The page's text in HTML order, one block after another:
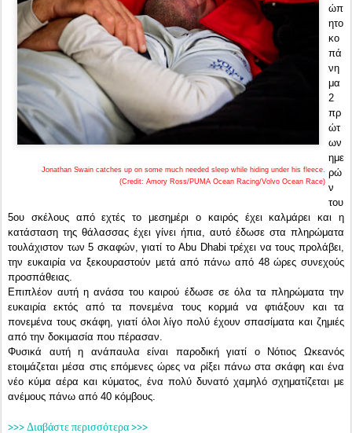
Jonathan Swain catches up on some much needed sleep while hiding under his fleece.
(Credit: Amory Ross/PUMA Ocean Racing/Volvo Ocean Race)
ώπ
ητο
κο
πά
νη
μα
2
πρ
ώτ
ων
ημε
ρώ
ν
του
5ου σκέλους από εχτές το μεσημέρι ο καιρός έχει καλμάρει και η
κατάσταση της θάλασσας έχει γίνει ήπια, αυτό έδωσε στα πληρώματα
τουλάχιστον των 5 σκαφών, γιατί το Abu Dhabi τρέχει να τους προλάβει,
την ευκαιρία να ξεκουραστούν μετά από πάνω από 48 ώρες συνεχούς
προσπάθειας.
Επιπλέον αυτή η ανάσα του καιρού έδωσε σε όλα τα πληρώματα την
ευκαιρία εκτός από τα πονεμένα τους κορμιά να φτιάξουν και τα
πονεμένα τους σκάφη, γιατί όλοι λίγο πολύ έχουν σπασίματα και ζημιές
από την δοκιμασία που πέρασαν.
Φυσικά αυτή η ανάπαυλα είναι παροδική γιατί ο Νότιος Ωκεανός
ετοιμάζεται μέσα στις επόμενες ώρες να ρίξει πάνω στα σκάφη και ένα
νέο κύμα αέρα και κύματος, ένα πολύ δυνατό χαμηλό σχηματίζεται με
ανέμους πάνω από 40 κόμβους.
>>> Διαβάστε περισσότερα >>>